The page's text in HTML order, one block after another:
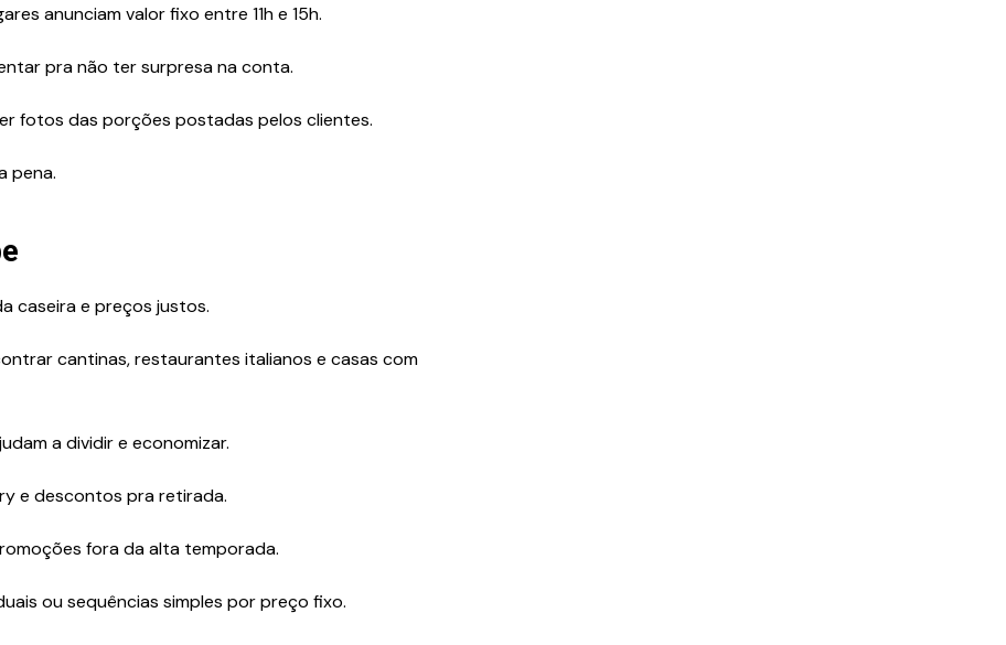
anunciam valor fixo entre 11h e 15h.
pra não ter surpresa na conta.
fotos das porções postadas pelos clientes.
pena.
caseira e preços justos.
cantinas, restaurantes italianos e casas com
a dividir e economizar.
e descontos pra retirada.
fora da alta temporada.
ou sequências simples por preço fixo.